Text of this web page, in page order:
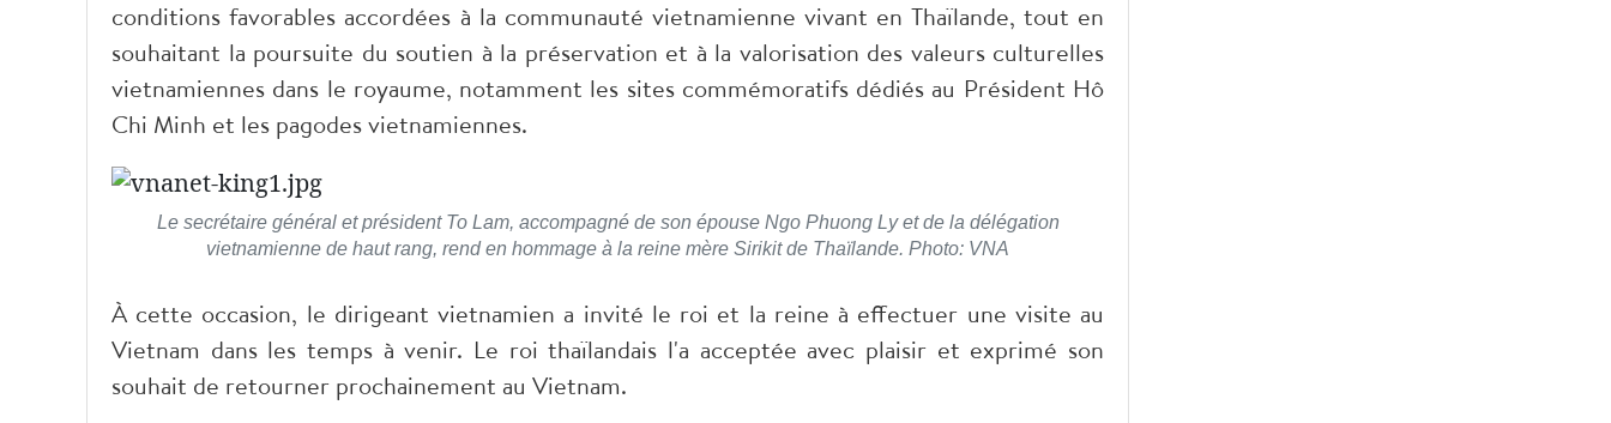
conditions favorables accordées à la communauté vietnamienne vivant en Thaïlande, tout en
souhaitant la poursuite du soutien à la préservation et à la valorisation des valeurs culturelles
vietnamiennes dans le royaume, notamment les sites commémoratifs dédiés au Président Hô
Chi Minh et les pagodes vietnamiennes.
Le secrétaire général et président To Lam, accompagné de son épouse Ngo Phuong Ly et de la délégation
vietnamienne de haut rang, rend en hommage à la reine mère Sirikit de Thaïlande. Photo: VNA
À cette occasion, le dirigeant vietnamien a invité le roi et la reine à effectuer une visite au
Vietnam dans les temps à venir. Le roi thaïlandais l'a acceptée avec plaisir et exprimé son
souhait de retourner prochainement au Vietnam.